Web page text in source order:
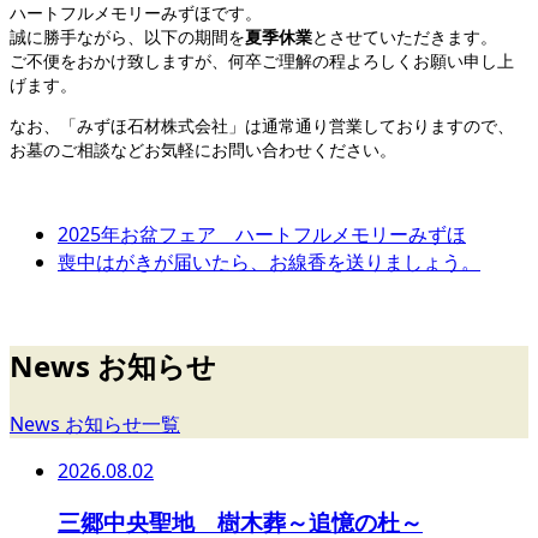
ハートフルメモリーみずほです。
誠に勝手ながら、以下の期間を夏季休業とさせていただきます。
ご不便をおかけ致しますが、何卒ご理解の程よろしくお願い申し上
げます。
なお、「みずほ石材株式会社」は通常通り営業しておりますので、
お墓のご相談などお気軽にお問い合わせください。
2025年お盆フェア ハートフルメモリーみずほ
喪中はがきが届いたら、お線香を送りましょう。
News お知らせ
News お知らせ一覧
2026.08.02
三郷中央聖地 樹木葬～追憶の杜～